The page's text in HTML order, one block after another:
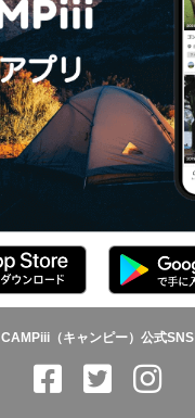
CAMPiii（キャンピー）公式SNS